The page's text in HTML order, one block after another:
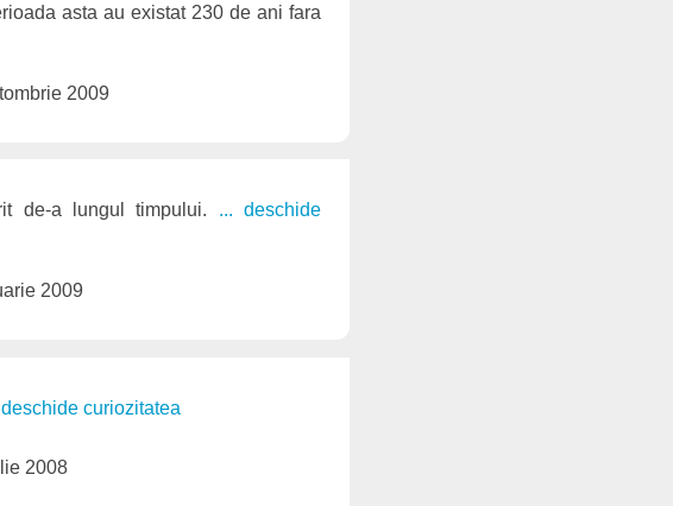
asta au existat 230 de ani fara
2009
de-a lungul timpului. ... deschide
2009
deschide curiozitatea
2008